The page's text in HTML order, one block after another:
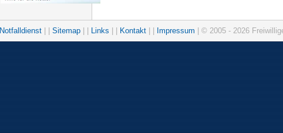
Notfalldienst Sitemap Links Kontakt Impressum | © 2005 - 2026